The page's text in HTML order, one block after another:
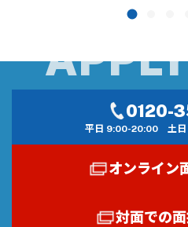
0120-
平日 9:00-20:00 土
オンライン
対面での